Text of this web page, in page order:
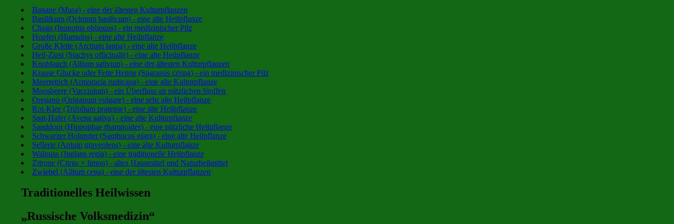
Banane (Musa) - eine der ältesten Kulturpflanzen
Basilikum (Ocimum basilicum) - eine alte Heilpflanze
Chaga (Inonotus obliquus) - ein medizinischer Pilz
Hopfen (Humulus) - eine alte Heilpflanze
Große Klette (Arctium lappa) - eine alte Heilpflanze
Heil-Ziest (Stachys officinalis) - eine alte Heilpflanze
Knoblauch (Allium sativum) - eine der ältesten Kulturpflanzen
Krause Glucke oder Fette Henne (Sparassis crispa) - ein medizinischer Pilz
Meerrettich (Armoracia rusticana) - eine alte Kulturpflanze
Moosbeere (Vaccinium) - ein Überfluss an nützlichen Stoffen
Oregano (Origanum vulgare) - eine sehr alte Heilpflanze
Rot-Klee (Trifolium pratense) - eine alte Heilpflanze
Saat-Hafer (Avena sativa) - eine alte Kulturpflanze
Sanddorn (Hippophae rhamnoides) - eine nützliche Heilpflanze
Schwarzer Holunder (Sambucus nigra) - eine alte Heilpflanze
Sellerie (Apium graveolens) - eine alte Kulturpflanze
Walnuss (Juglans regia) - eine traditionelle Heilpflanze
Zitrone (Citrus × limon) - altes Hausmittel und Naturheilmittel
Zwiebel (Allium cepa) - eine der ältesten Kulturpflanzen
Traditionelles Heilwissen
„Russische Volksmedizin“